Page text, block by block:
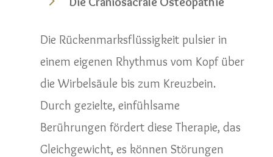
Die Rückenmarksflüssigkeit pulsier in
einem eigenen Rhythmus vom Kopf über
die Wirbelsäule bis zum Kreuzbein.
Durch gezielte, einfühlsame
Berührungen fördert diese Therapie, das
Gleichgewicht, es können Störungen